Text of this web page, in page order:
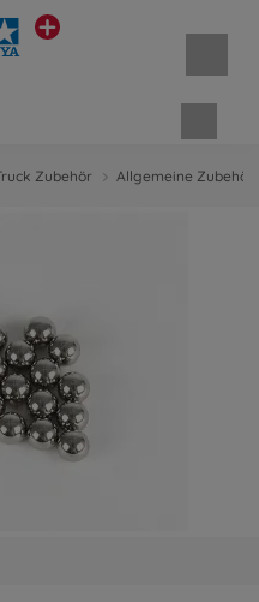
Zubehör Allgemeine